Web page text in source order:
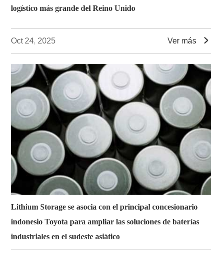
logístico más grande del Reino Unido
Oct 24, 2025 Ver más 
Lithium Storage se asocia con el principal concesionario
indonesio Toyota para ampliar las soluciones de baterías
industriales en el sudeste asiático